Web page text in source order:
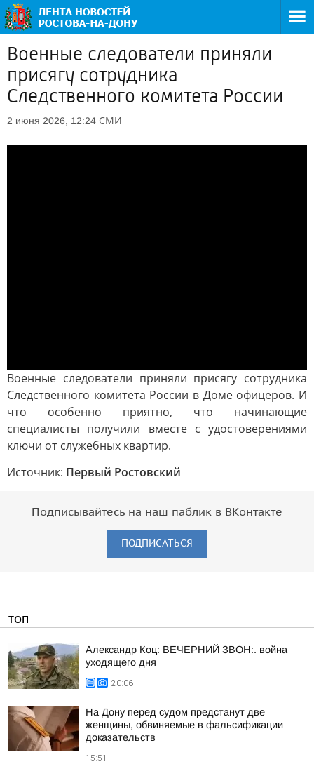
Военные следователи приняли
присягу сотрудника
Следственного комитета России
2 июня 2026, 12:24 СМИ
Военные следователи приняли присягу сотрудника
Следственного комитета России в Доме офицеров. И
что особенно приятно, что начинающие
специалисты получили вместе с удостоверениями
ключи от служебных квартир.
Источник: Первый Ростовский
Подписывайтесь на наш паблик в ВКонтакте
ПОДПИСАТЬСЯ
ТОП
Александр Коц: ВЕЧЕРНИЙ ЗВОН:. война
уходящего дня
20:06
На Дону перед судом предстанут две
женщины, обвиняемые в фальсификации
доказательств
15:51